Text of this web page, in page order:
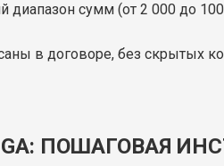
диапазон сумм (от 2 000 до
в договоре, без скрытых
ПОШАГОВАЯ